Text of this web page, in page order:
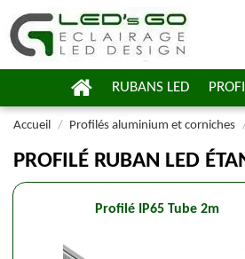
RUBANS LED
Accueil Profilés aluminium et corniches
PROFILÉ RUBAN LED
Profilé IP65 Tube 2m